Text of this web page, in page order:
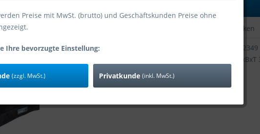
Merken
12349
Preise mit MwSt. (brutto) und Geschäftskunden Preise ohne
Ihre bevorzugte Einstellung:
(zzgl. MwSt.) Privatkunde (inkl. MwSt.)